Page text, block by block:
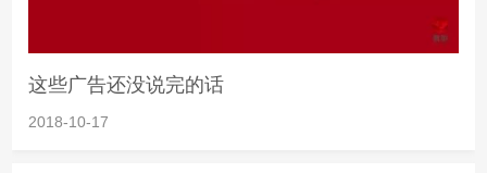
这些广告还没说完的话
2018-10-17